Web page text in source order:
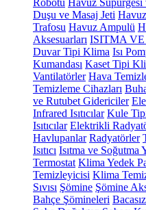
Robotu Havuz Süpürgesi
Duşu ve Masaj Jeti
Trafosu Havuz Ampulü
Aksesuarları ISITMA
Duvar Tipi Klima Isı
Kumandası Kaset Tipi
Vantilatörler Hava
Temizleme Cihazları
ve Rutubet Gidericiler
Infrared Isıtıcılar Kule Tipi
Isıtıcılar Elektrikli
Havlupanlar Radyatörler
Isıtıcı Isıtma ve Soğutma
Termostat Klima Yedek
Temizleyicisi Klima
Sıvısı Şömine Şömine
Bahçe Şömineleri